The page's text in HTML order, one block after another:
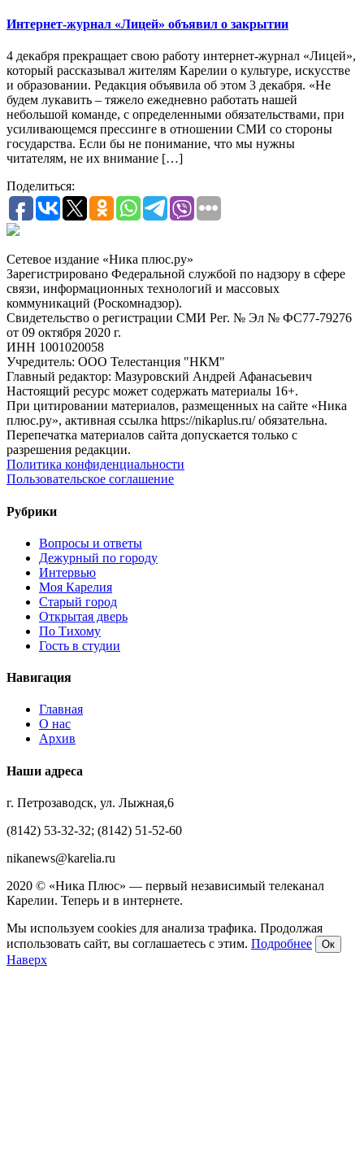
Интернет-журнал «Лицей» объявил о закрытии
4 декабря прекращает свою работу интернет-журнал «Лицей»,
который рассказывал жителям Карелии о культуре, искусстве
и образовании. Редакция объявила об этом 3 декабря. «Не
будем лукавить – тяжело ежедневно работать нашей
небольшой команде, с определенными обязательствами, при
усиливающемся прессинге в отношении СМИ со стороны
государства. Если бы не понимание, что мы нужны
читателям, не их внимание […]
Поделиться:
Сетевое издание «Ника плюс.ру»
Зарегистрировано Федеральной службой по надзору в сфере
связи, информационных технологий и массовых
коммуникаций (Роскомнадзор).
Свидетельство о регистрации СМИ Рег. № Эл № ФС77-79276
от 09 октября 2020 г.
ИНН 1001020058
Учредитель: ООО Телестанция "НКМ"
Главный редактор: Мазуровский Андрей Афанасьевич
Настоящий ресурс может содержать материалы 16+.
При цитировании материалов, размещенных на сайте «Ника
плюс.ру», активная ссылка https://nikaplus.ru/ обязательна.
Перепечатка материалов сайта допускается только с
разрешения редакции.
Политика конфиденциальности
Пользовательское соглашение
Рубрики
Вопросы и ответы
Дежурный по городу
Интервью
Моя Карелия
Старый город
Открытая дверь
По Тихому
Гость в студии
Навигация
Главная
О нас
Архив
Наши адреса
г. Петрозаводск, ул. Лыжная,6
(8142) 53-32-32; (8142) 51-52-60
nikanews@karelia.ru
2020 © «Ника Плюс» — первый независимый телеканал
Карелии. Теперь и в интернете.
Мы используем cookies для анализа трафика. Продолжая
использовать сайт, вы соглашаетесь с этим. Подробнее Ок
Наверх